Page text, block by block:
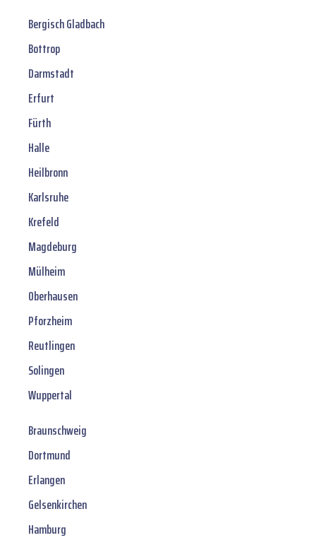
Bergisch Gladbach
Bottrop
Darmstadt
Erfurt
Fürth
Halle
Heilbronn
Karlsruhe
Krefeld
Magdeburg
Mülheim
Oberhausen
Pforzheim
Reutlingen
Solingen
Wuppertal
Braunschweig
Dortmund
Erlangen
Gelsenkirchen
Hamburg